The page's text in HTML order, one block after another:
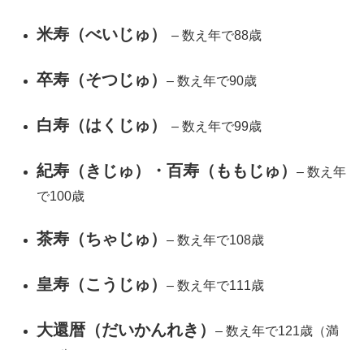
米寿（べいじゅ）– 数え年で88歳
卒寿（そつじゅ）– 数え年で90歳
白寿（はくじゅ）– 数え年で99歳
紀寿（きじゅ）・百寿（ももじゅ）– 数え年
で100歳
茶寿（ちゃじゅ）– 数え年で108歳
皇寿（こうじゅ）– 数え年で111歳
大還暦（だいかんれき）– 数え年で121歳（満